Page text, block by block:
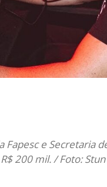
e Secretaria
200 mil. / Foto: